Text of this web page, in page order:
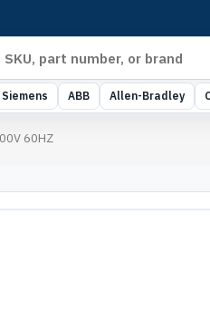
Siemens ABB Allen-Bradley
60HZ